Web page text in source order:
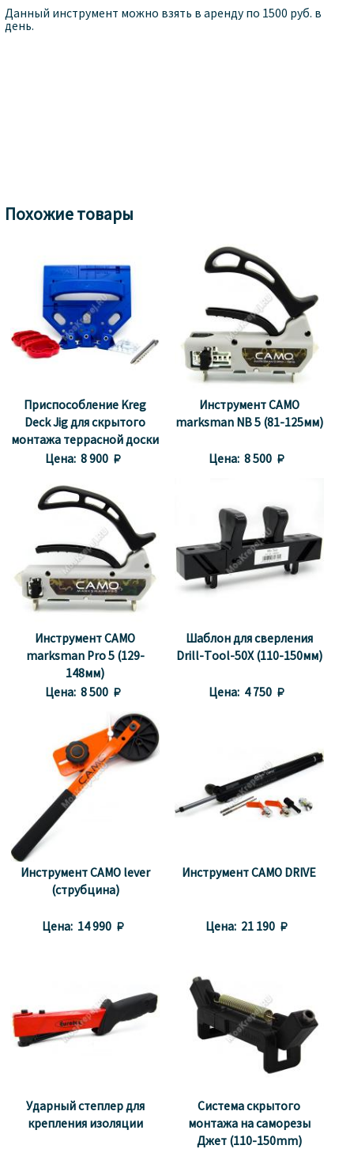
Данный инструмент можно взять в аренду по 1500 руб. в
день.
Похожие товары
Приспособление Kreg
Deck Jig для скрытого
монтажа террасной доски
и пола
Цена: 8 900 
Инструмент CAMO
marksman NB 5 (81-125мм)
Цена: 8 500 
Инструмент CAMO
marksman Pro 5 (129-
148мм)
Цена: 8 500 
Шаблон для сверления
Drill-Tool-50X (110-150мм)
Цена: 4 750 
Инструмент CAMO lever
(струбцина)
Цена: 14 990 
Инструмент CAMO DRIVE
Цена: 21 190 
Ударный степлер для
крепления изоляции
Система скрытого
монтажа на саморезы
Джет (110-150mm)